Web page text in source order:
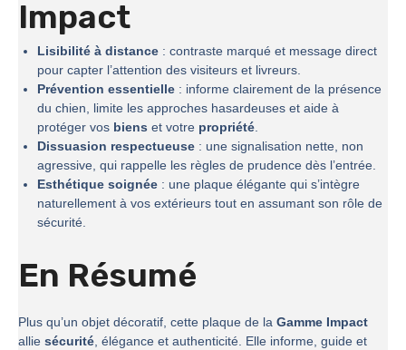
Impact
Lisibilité à distance : contraste marqué et message direct
pour capter l’attention des visiteurs et livreurs.
Prévention essentielle : informe clairement de la présence
du chien, limite les approches hasardeuses et aide à
protéger vos biens et votre propriété.
Dissuasion respectueuse : une signalisation nette, non
agressive, qui rappelle les règles de prudence dès l’entrée.
Esthétique soignée : une plaque élégante qui s’intègre
naturellement à vos extérieurs tout en assumant son rôle de
sécurité.
En Résumé
Plus qu’un objet décoratif, cette plaque de la Gamme Impact
allie sécurité, élégance et authenticité. Elle informe, guide et